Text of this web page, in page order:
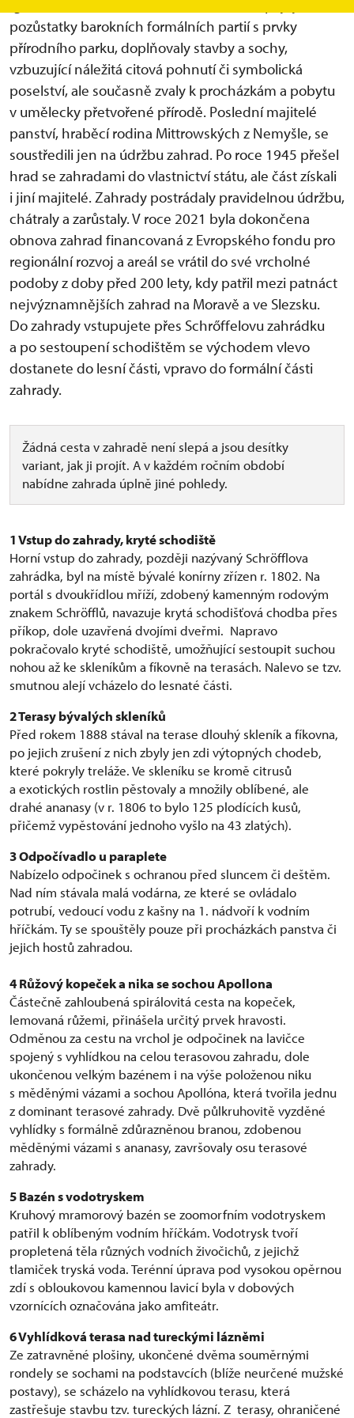
pozůstatky barokních formálních partií s prvky
přírodního parku, doplňovaly stavby a sochy,
vzbuzující náležitá citová pohnutí či symbolická
poselství, ale současně zvaly k procházkám a pobytu
v umělecky přetvořené přírodě. Poslední majitelé
panství, hraběcí rodina Mittrowských z Nemyšle, se
soustředili jen na údržbu zahrad. Po roce 1945 přešel
hrad se zahradami do vlastnictví státu, ale část získali
i jiní majitelé. Zahrady postrádaly pravidelnou údržbu,
chátraly a zarůstaly. V roce 2021 byla dokončena
obnova zahrad financovaná z Evropského fondu pro
regionální rozvoj a areál se vrátil do své vrcholné
podoby z doby před 200 lety, kdy patřil mezi patnáct
nejvýznamnějších zahrad na Moravě a ve Slezsku.
Do zahrady vstupujete přes Schrőffelovu zahrádku
a po sestoupení schodištěm se východem vlevo
dostanete do lesní části, vpravo do formální části
zahrady.
Žádná cesta v zahradě není slepá a jsou desítky
variant, jak ji projít. A v každém ročním období
nabídne zahrada úplně jiné pohledy.
1Vstup do zahrady, kryté schodiště
Horní vstup do zahrady, později nazývaný Schröfflova
zahrádka, byl na místě bývalé konírny zřízen r. 1802. Na
portál s dvoukřídlou mříží, zdobený kamenným rodovým
znakem Schröfflů, navazuje krytá schodišťová chodba přes
příkop, dole uzavřená dvojími dveřmi. Napravo
pokračovalo kryté schodiště, umožňující sestoupit suchou
nohou až ke skleníkům a fíkovně na terasách. Nalevo se tzv.
smutnou alejí vcházelo do lesnaté části.
2 Terasy bývalých skleníků
Před rokem 1888 stával na terase dlouhý skleník a fíkovna,
po jejich zrušení z nich zbyly jen zdi výtopných chodeb,
které pokryly treláže. Ve skleníku se kromě citrusů
a exotických rostlin pěstovaly a množily oblíbené, ale
drahé ananasy (v r. 1806 to bylo 125 plodících kusů,
přičemž vypěstování jednoho vyšlo na 43 zlatých).
3Odpočívadlo u paraplete
Nabízelo odpočinek s ochranou před sluncem či deštěm.
Nad ním stávala malá vodárna, ze které se ovládalo
potrubí, vedoucí vodu z kašny na 1. nádvoří k vodním
hříčkám. Ty se spouštěly pouze při procházkách panstva či
jejich hostů zahradou.
4 Růžový kopeček a nika se sochou Apollona
Částečně zahloubená spirálovitá cesta na kopeček,
lemovaná růžemi, přinášela určitý prvek hravosti.
Odměnou za cestu na vrchol je odpočinek na lavičce
spojený s vyhlídkou na celou terasovou zahradu, dole
ukončenou velkým bazénem i na výše položenou niku
s měděnými vázami a sochou Apollóna, která tvořila jednu
z dominant terasové zahrady. Dvě půlkruhovitě vyzděné
vyhlídky s formálně zdůrazněnou branou, zdobenou
měděnými vázami s ananasy, završovaly osu terasové
zahrady.
5 Bazén s vodotryskem
Kruhový mramorový bazén se zoomorfním vodotryskem
patřil k oblíbeným vodním hříčkám. Vodotrysk tvoří
propletená těla různých vodních živočichů, z jejichž
tlamiček tryská voda. Terénní úprava pod vysokou opěrnou
zdí s obloukovou kamennou lavicí byla v dobových
vzornících označována jako amfiteátr.
6Vyhlídková terasa nad tureckými lázněmi
Ze zatravněné plošiny, ukončené dvěma souměrnými
rondely se sochami na podstavcích (blíže neurčené mužské
postavy), se scházelo na vyhlídkovou terasu, která
zastřešuje stavbu tzv. tureckých lázní. Z terasy, ohraničené